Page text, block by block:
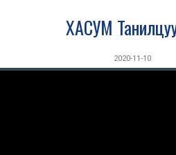
ХАСУМ
2020-11-10